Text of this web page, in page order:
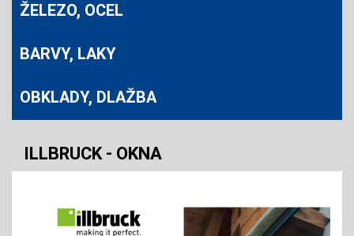
ŽELEZO, OCEL
BARVY, LAKY
OBKLADY, DLAŽBA
ILLBRUCK - OKNA